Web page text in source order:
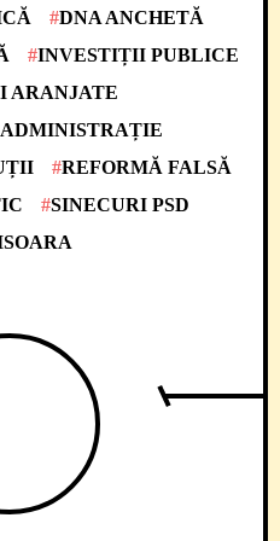
DNA ANCHETĂ
INVESTIȚII PUBLICE
ARANJATE
REFORMĂ FALSĂ
SINECURI PSD